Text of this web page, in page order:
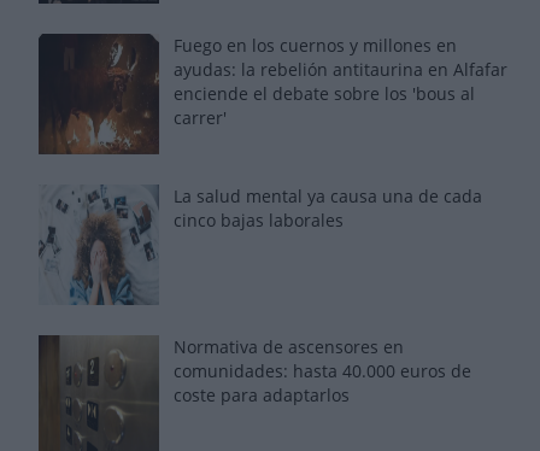
Fuego en los cuernos y millones en
ayudas: la rebelión antitaurina en Alfafar
enciende el debate sobre los 'bous al
carrer'
La salud mental ya causa una de cada
cinco bajas laborales
Normativa de ascensores en
comunidades: hasta 40.000 euros de
coste para adaptarlos